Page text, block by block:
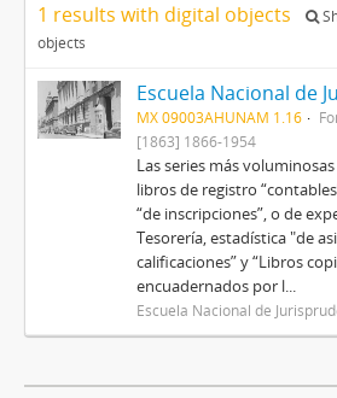
1 results with digital objects
objects
Escuela Nacional de
MX 09003AHUNAM 1.16
[1863] 1866-1954
Las series más
libros de registro
“de inscripciones”, o de
Tesorería, estadística "de
calificaciones” y “Libros
encuadernados por l...
Escuela Nacional de